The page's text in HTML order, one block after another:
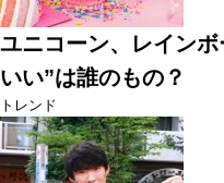
ユニコーン、レイン
いい”は誰のもの？
トレンド